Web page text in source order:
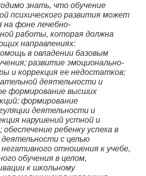
знать, что обучение
психического развития может
фоне лечебно-
работы, которая должна
направлениях:
в овладении базовым
развитие эмоционально-
и коррекция ее недостатков;
деятельности и
формирование высших
формирование
деятельности и
нарушений устной и
обеспечение ребенку успеха в
деятельности с целью
отношения к учебе,
обучения в целом,
к школьному